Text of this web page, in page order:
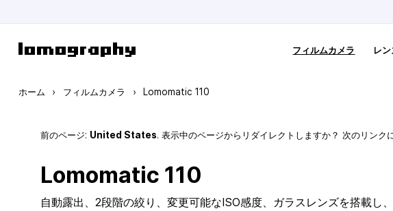
フィルムカメラ レ
ホーム › フィルムカメラ › Lomomatic 110
前のページ: United States. 表示中のページからリダイレクトしますか？ 次のリンク
Lomomatic 110
自動露出、2段階の絞り、変更可能なISO感度、ガラスレンズを搭載し